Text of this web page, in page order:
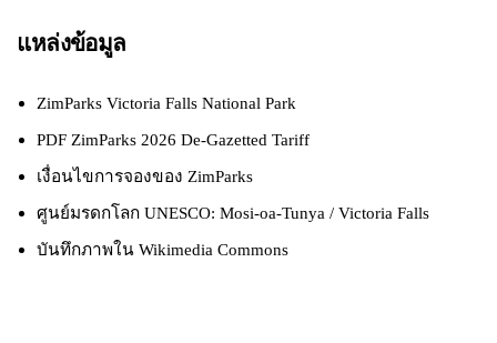
แหล่งข้อมูล
ZimParks Victoria Falls National Park
PDF ZimParks 2026 De-Gazetted Tariff
เงื่อนไขการจองของ ZimParks
ศูนย์มรดกโลก UNESCO: Mosi-oa-Tunya / Victoria Falls
บันทึกภาพใน Wikimedia Commons